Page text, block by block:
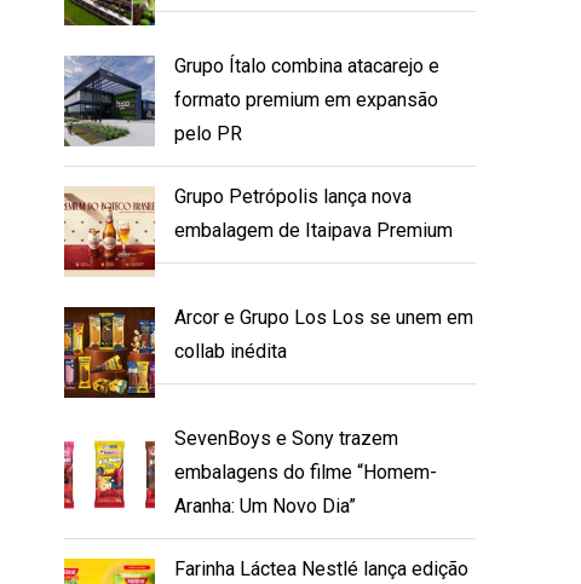
Grupo Ítalo combina atacarejo e
formato premium em expansão
pelo PR
Grupo Petrópolis lança nova
embalagem de Itaipava Premium
Arcor e Grupo Los Los se unem em
collab inédita
SevenBoys e Sony trazem
embalagens do filme “Homem-
Aranha: Um Novo Dia”
Farinha Láctea Nestlé lança edição